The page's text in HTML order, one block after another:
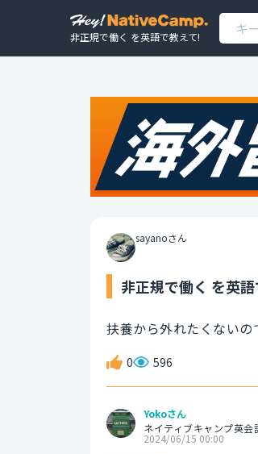
非正規で働く を英語で教えて!
sayanoさん
非正規で働く を英
扶養から外れたくないの
0 596
Yokoさん
ネイティブキャンプ英会
2024/06/15 00:00